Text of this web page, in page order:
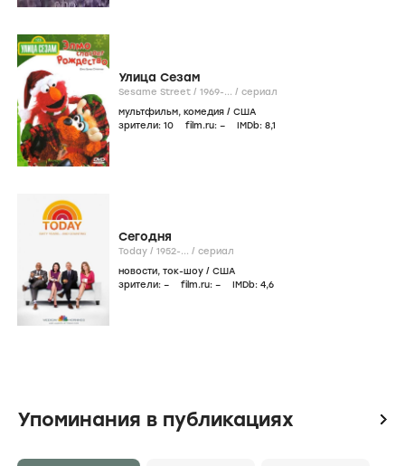
Улица Сезам
Sesame Street / 1969-... / сериал
мультфильм, комедия / США
зрители: 10 film.ru: – IMDb: 8,1
Сегодня
Today / 1952-... / сериал
новости, ток-шоу / США
зрители: – film.ru: – IMDb: 4,6
Упоминания в публикациях icon